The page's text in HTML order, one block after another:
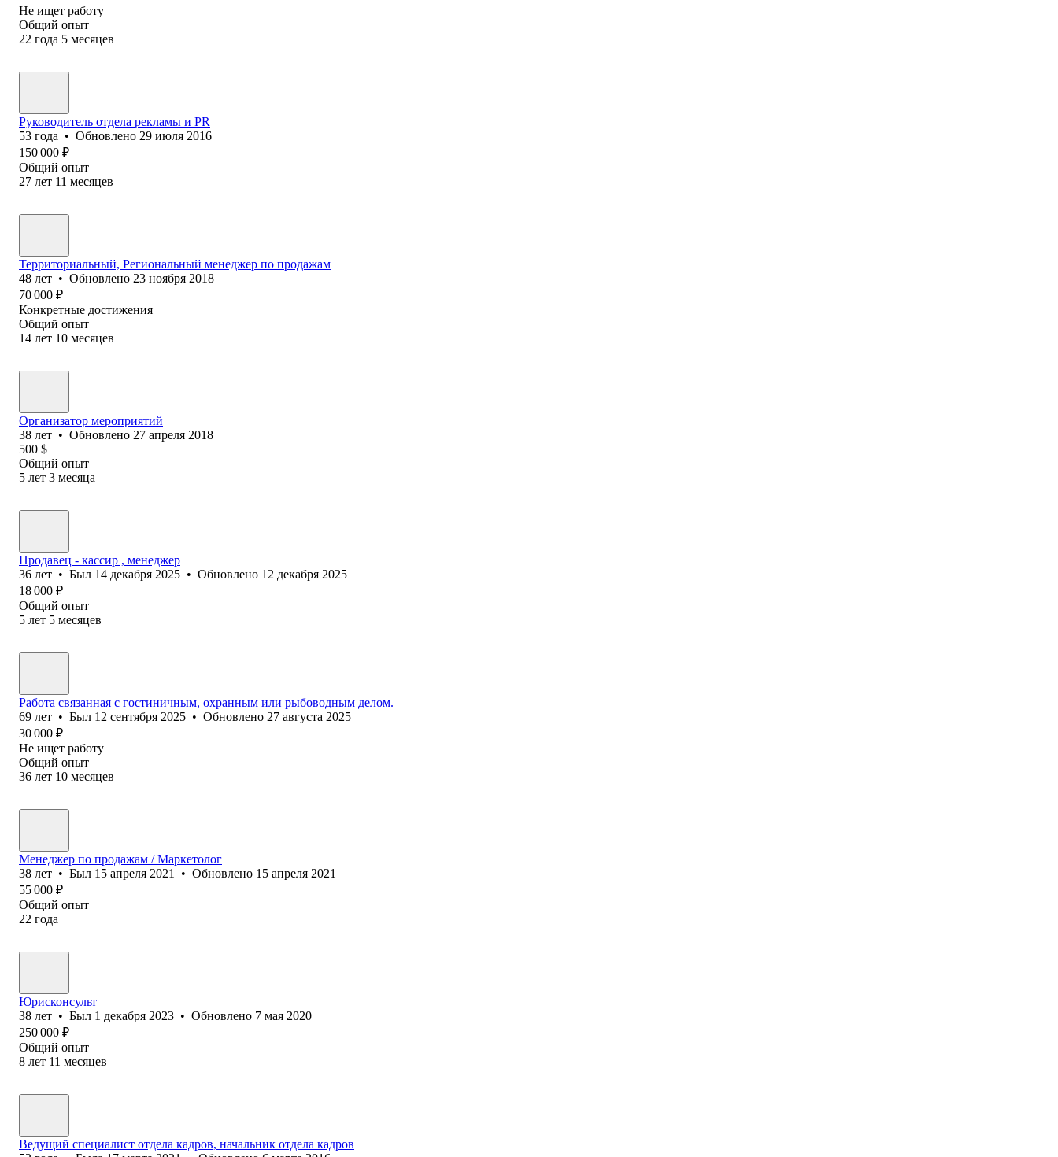
Не ищет работу
Общий опыт
22 года 5 месяцев
Руководитель отдела рекламы и PR
53 года • Обновлено 29 июля 2016
150 000 ₽
Общий опыт
27 лет 11 месяцев
Территориальный, Региональный менеджер по продажам
48 лет • Обновлено 23 ноября 2018
70 000 ₽
Конкретные достижения
Общий опыт
14 лет 10 месяцев
Организатор мероприятий
38 лет • Обновлено 27 апреля 2018
500 $
Общий опыт
5 лет 3 месяца
Продавец - кассир , менеджер
36 лет • Был 14 декабря 2025 • Обновлено 12 декабря 2025
18 000 ₽
Общий опыт
5 лет 5 месяцев
Работа связанная с гостиничным, охранным или рыбоводным делом.
69 лет • Был 12 сентября 2025 • Обновлено 27 августа 2025
30 000 ₽
Не ищет работу
Общий опыт
36 лет 10 месяцев
Менеджер по продажам / Маркетолог
38 лет • Был 15 апреля 2021 • Обновлено 15 апреля 2021
55 000 ₽
Общий опыт
22 года
Юрисконсульт
38 лет • Был 1 декабря 2023 • Обновлено 7 мая 2020
250 000 ₽
Общий опыт
8 лет 11 месяцев
Ведущий специалист отдела кадров, начальник отдела кадров